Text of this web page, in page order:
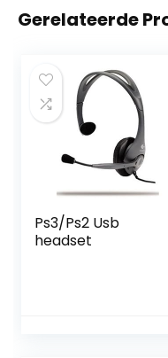
Gerelateerde
Ps3/Ps2 Usb
headset